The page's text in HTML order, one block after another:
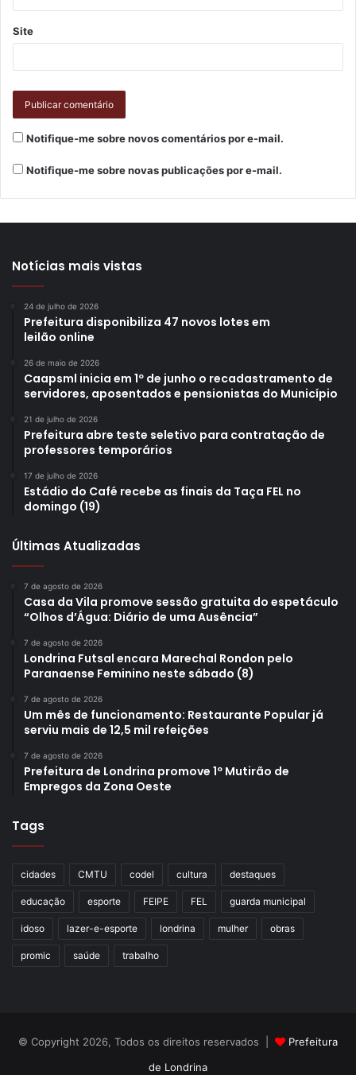
Site
Notifique-me sobre novos comentários por e-mail.
Notifique-me sobre novas publicações por e-mail.
Notícias mais vistas
24 de julho de 2026
Prefeitura disponibiliza 47 novos lotes em
leilão online
26 de maio de 2026
Caapsml inicia em 1º de junho o recadastramento de
servidores, aposentados e pensionistas do Município
21 de julho de 2026
Prefeitura abre teste seletivo para contratação de
professores temporários
17 de julho de 2026
Estádio do Café recebe as finais da Taça FEL no
domingo (19)
Últimas Atualizadas
7 de agosto de 2026
Casa da Vila promove sessão gratuita do espetáculo
“Olhos d’Água: Diário de uma Ausência”
7 de agosto de 2026
Londrina Futsal encara Marechal Rondon pelo
Paranaense Feminino neste sábado (8)
7 de agosto de 2026
Um mês de funcionamento: Restaurante Popular já
serviu mais de 12,5 mil refeições
7 de agosto de 2026
Prefeitura de Londrina promove 1º Mutirão de
Empregos da Zona Oeste
Tags
cidades CMTU codel cultura destaques
educação esporte FEIPE FEL guarda municipal
idoso lazer-e-esporte londrina mulher obras
promic saúde trabalho
© Copyright 2026, Todos os direitos reservados |
Prefeitura
de Londrina